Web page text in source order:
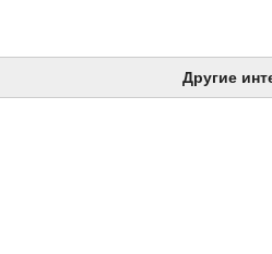
Другие